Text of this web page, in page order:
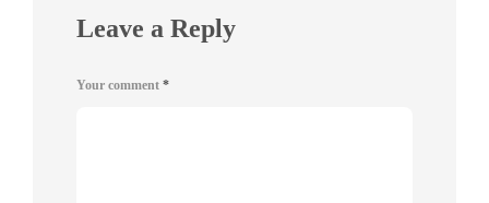
Leave a Reply
Your comment *